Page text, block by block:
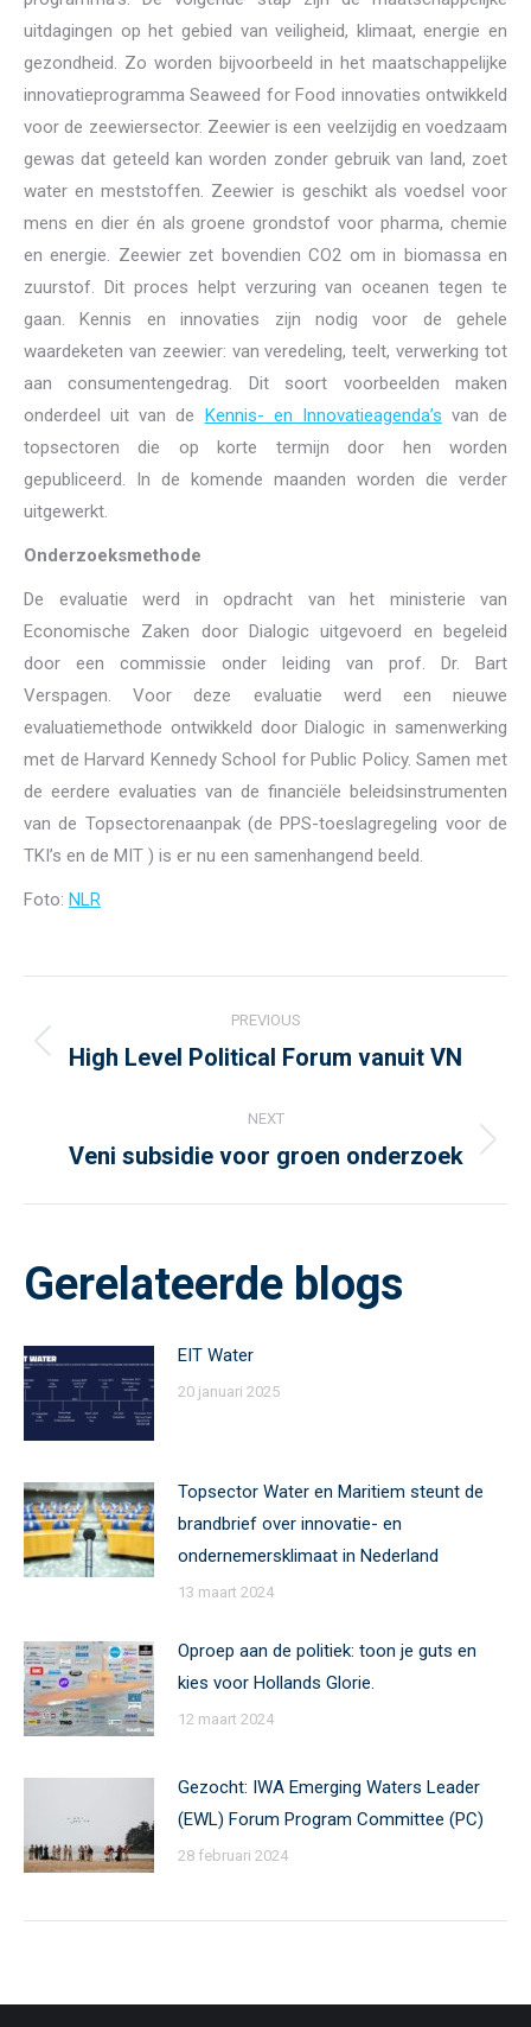
uitdagingen op het gebied van veiligheid, klimaat, energie en
gezondheid. Zo worden bijvoorbeeld in het maatschappelijke
innovatieprogramma Seaweed for Food innovaties ontwikkeld
voor de zeewiersector. Zeewier is een veelzijdig en voedzaam
gewas dat geteeld kan worden zonder gebruik van land, zoet
water en meststoffen. Zeewier is geschikt als voedsel voor
mens en dier én als groene grondstof voor pharma, chemie
en energie. Zeewier zet bovendien CO2 om in biomassa en
zuurstof. Dit proces helpt verzuring van oceanen tegen te
gaan. Kennis en innovaties zijn nodig voor de gehele
waardeketen van zeewier: van veredeling, teelt, verwerking tot
aan consumentengedrag. Dit soort voorbeelden maken
onderdeel uit van de Kennis- en Innovatieagenda’s van de
topsectoren die op korte termijn door hen worden
gepubliceerd. In de komende maanden worden die verder
uitgewerkt.
Onderzoeksmethode
De evaluatie werd in opdracht van het ministerie van
Economische Zaken door Dialogic uitgevoerd en begeleid
door een commissie onder leiding van prof. Dr. Bart
Verspagen. Voor deze evaluatie werd een nieuwe
evaluatiemethode ontwikkeld door Dialogic in samenwerking
met de Harvard Kennedy School for Public Policy. Samen met
de eerdere evaluaties van de financiële beleidsinstrumenten
van de Topsectorenaanpak (de PPS-toeslagregeling voor de
TKI’s en de MIT ) is er nu een samenhangend beeld.
Foto: NLR
navigation
PREVIOUS
Previous
High Level Political Forum vanuit VN
NEXT
Next
Veni subsidie voor groen onderzoek
Gerelateerde blogs
EIT Water
20 januari 2025
Topsector Water en Maritiem steunt de
brandbrief over innovatie- en
ondernemersklimaat in Nederland
13 maart 2024
Oproep aan de politiek: toon je guts en
kies voor Hollands Glorie.
12 maart 2024
Gezocht: IWA Emerging Waters Leader
(EWL) Forum Program Committee (PC)
28 februari 2024